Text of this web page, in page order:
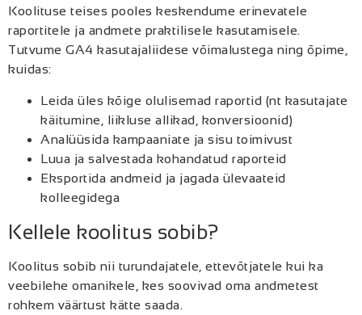
Koolituse teises pooles keskendume erinevatele
raportitele ja andmete praktilisele kasutamisele.
Tutvume GA4 kasutajaliidese võimalustega ning õpime,
kuidas:
Leida üles kõige olulisemad raportid (nt kasutajate
käitumine, liikluse allikad, konversioonid)
Analüüsida kampaaniate ja sisu toimivust
Luua ja salvestada kohandatud raporteid
Eksportida andmeid ja jagada ülevaateid
kolleegidega
Kellele koolitus sobib?
Koolitus sobib nii turundajatele, ettevõtjatele kui ka
veebilehe omanikele, kes soovivad oma andmetest
rohkem väärtust kätte saada.